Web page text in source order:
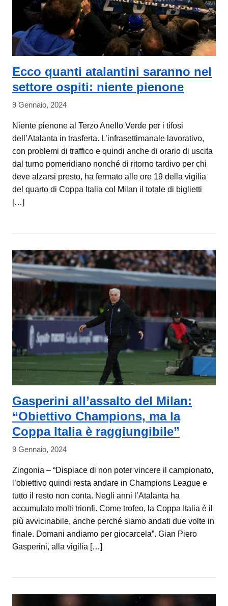
Ecco quanti atalantini saranno nel
settore ospiti: niente pienone
9 Gennaio, 2024
Niente pienone al Terzo Anello Verde per i tifosi
dell’Atalanta in trasferta. L’infrasettimanale lavorativo,
con problemi di traffico e quindi anche di orario di uscita
dal turno pomeridiano nonché di ritorno tardivo per chi
deve alzarsi presto, ha fermato alle ore 19 della vigilia
del quarto di Coppa Italia col Milan il totale di biglietti
[…]
Gasperini all’assalto del Milan:
“Obiettivo Champions, ma la
Coppa Italia è raggiungibile”
9 Gennaio, 2024
Zingonia – “Dispiace di non poter vincere il campionato,
l’obiettivo quindi resta andare in Champions League e
tutto il resto non conta. Negli anni l’Atalanta ha
accumulato molti trionfi. Come trofeo, la Coppa Italia è il
più avvicinabile, anche perché siamo andati due volte in
finale. Domani andiamo per giocarcela”. Gian Piero
Gasperini, alla vigilia […]